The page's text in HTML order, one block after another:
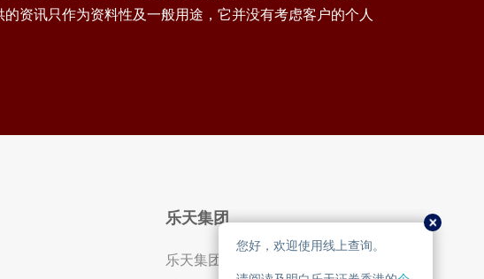
资讯只作为资料性及一般用途，它并没有考虑客户的个人
乐天集团
乐天集团股份有限公司 (TOKYO: 4755)